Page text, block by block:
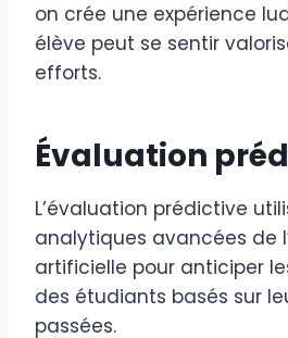
on crée une expérience
élève peut se sentir
efforts.
Évaluation
L’évaluation prédictive
analytiques avancées de
artificielle pour anticiper
des étudiants basés sur
passées.